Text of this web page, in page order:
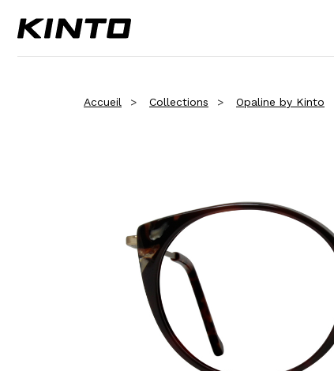
Accueil Collections Opaline by Kinto